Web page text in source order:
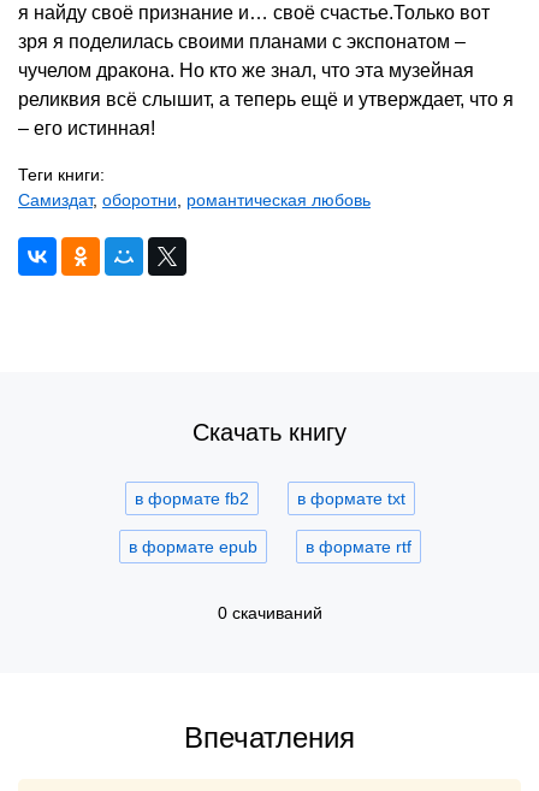
я найду своё признание и… своё счастье.Только вот
зря я поделилась своими планами с экспонатом –
чучелом дракона. Но кто же знал, что эта музейная
реликвия всё слышит, а теперь ещё и утверждает, что я
– его истинная!
Теги книги:
Самиздат, оборотни романтическая любовь
Скачать книгу
в формате fb2 в формате txt
в формате epub в формате rtf
0 скачиваний
Впечатления